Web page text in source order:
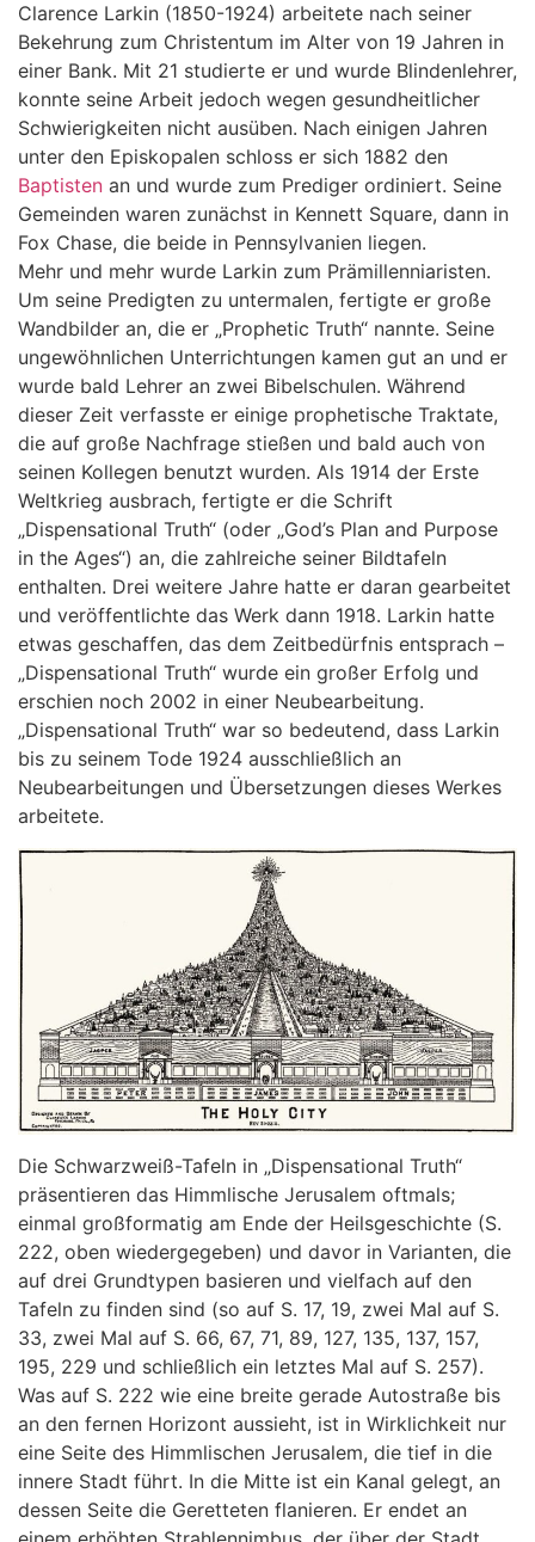
Clarence Larkin (1850-1924) arbeitete nach seiner
Bekehrung zum Christentum im Alter von 19 Jahren in
einer Bank. Mit 21 studierte er und wurde Blindenlehrer,
konnte seine Arbeit jedoch wegen gesundheitlicher
Schwierigkeiten nicht ausüben. Nach einigen Jahren
unter den Episkopalen schloss er sich 1882 den
Baptisten an und wurde zum Prediger ordiniert. Seine
Gemeinden waren zunächst in Kennett Square, dann in
Fox Chase, die beide in Pennsylvanien liegen.
Mehr und mehr wurde Larkin zum Prämillenniaristen.
Um seine Predigten zu untermalen, fertigte er große
Wandbilder an, die er „Prophetic Truth“ nannte. Seine
ungewöhnlichen Unterrichtungen kamen gut an und er
wurde bald Lehrer an zwei Bibelschulen. Während
dieser Zeit verfasste er einige prophetische Traktate,
die auf große Nachfrage stießen und bald auch von
seinen Kollegen benutzt wurden. Als 1914 der Erste
Weltkrieg ausbrach, fertigte er die Schrift
„Dispensational Truth“ (oder „God’s Plan and Purpose
in the Ages“) an, die zahlreiche seiner Bildtafeln
enthalten. Drei weitere Jahre hatte er daran gearbeitet
und veröffentlichte das Werk dann 1918. Larkin hatte
etwas geschaffen, das dem Zeitbedürfnis entsprach –
„Dispensational Truth“ wurde ein großer Erfolg und
erschien noch 2002 in einer Neubearbeitung.
„Dispensational Truth“ war so bedeutend, dass Larkin
bis zu seinem Tode 1924 ausschließlich an
Neubearbeitungen und Übersetzungen dieses Werkes
arbeitete.
Die Schwarzweiß-Tafeln in „Dispensational Truth“
präsentieren das Himmlische Jerusalem oftmals;
einmal großformatig am Ende der Heilsgeschichte (S.
222, oben wiedergegeben) und davor in Varianten, die
auf drei Grundtypen basieren und vielfach auf den
Tafeln zu finden sind (so auf S. 17, 19, zwei Mal auf S.
33, zwei Mal auf S. 66, 67, 71, 89, 127, 135, 137, 157,
195, 229 und schließlich ein letztes Mal auf S. 257).
Was auf S. 222 wie eine breite gerade Autostraße bis
an den fernen Horizont aussieht, ist in Wirklichkeit nur
eine Seite des Himmlischen Jerusalem, die tief in die
innere Stadt führt. In die Mitte ist ein Kanal gelegt, an
dessen Seite die Geretteten flanieren. Er endet an